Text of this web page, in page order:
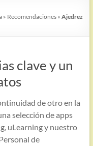
» Recomendaciones »Ajedrez
clave y un
de otro en la
selección de apps
uLearning y nuestro
de